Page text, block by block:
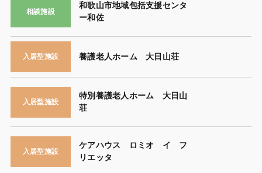
相談施設
和歌山市地域包括支援センタ
ー和佐
入居型施設 養護老人ホーム 大日山荘
入居型施設
特別養護老人ホーム 大日山
荘
入居型施設
ケアハウス ロミオ イ フ
リエッタ